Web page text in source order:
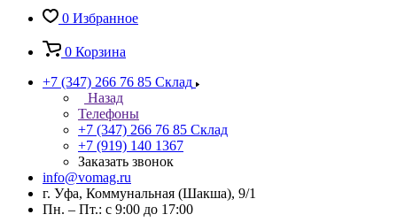
0 Избранное
0 Корзина
+7 (347) 266 76 85 Склад
Назад
Телефоны
+7 (347) 266 76 85 Склад
+7 (919) 140 1367
Заказать звонок
info@vomag.ru
г. Уфа, Коммунальная (Шакша), 9/1
Пн. – Пт.: с 9:00 до 17:00